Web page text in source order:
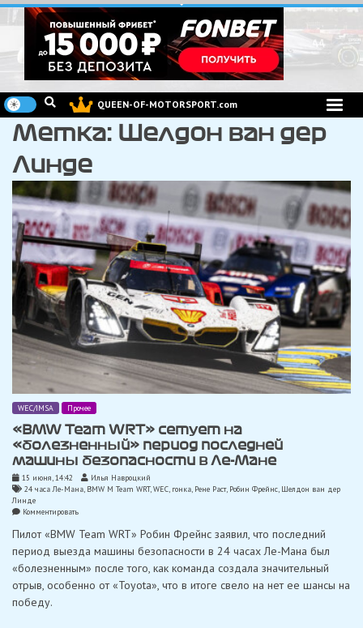
Перейти
к
содержимому
QUEEN-OF-MOTORSPORT.com
Метка: Шелдон ван дер
Линде
WEC/IMSA Прочее
«BMW Team WRT» сетует на
«болезненный» период последней
машины безопасности в Ле-Мане
15 июня, 14:42
Илья Навроцкий
24 часа Ле-Мана, BMW M Team WRT,WEC, гонка, Рене Раст, Робин Фрейнс, Шелдон ван дер
Линде
Комментироватьon
Team
сетует
на
«болезненный»
период
Пилот «BMW Team WRT» Робин Фрейнс заявил, что последний
период выезда машины безопасности в 24 часах Ле-Мана был
«болезненным» после того, как команда создала значительный
отрыв, особенно от «Toyota», что в итоге свело на нет ее шансы на
победу.